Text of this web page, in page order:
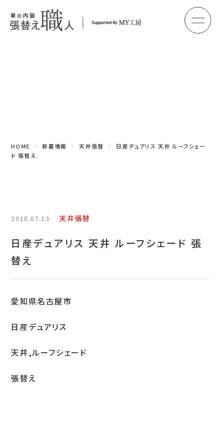
メ
その他
お問い合わせ
特定商取引表示
施工例
プライバシーポリシー
Tel.052-382-1913
HOME 新着情報 天井張替
日産デュアリス 天井 ルーフシェー
ド 張替え
2018.07.13 天井張替
日産デュアリス 天井 ルーフシェード 張
替え
愛知県名古屋市
日産デュアリス
天井,ルーフシェード
張替え